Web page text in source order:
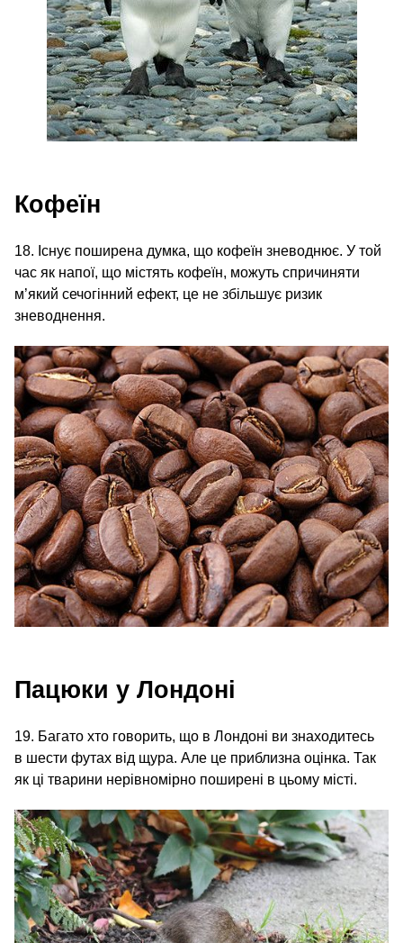
Кофеїн
18. Існує поширена думка, що кофеїн зневоднює. У той
час як напої, що містять кофеїн, можуть спричиняти
м’який сечогінний ефект, це не збільшує ризик
зневоднення.
Пацюки у Лондоні
19. Багато хто говорить, що в Лондоні ви знаходитесь
в шести футах від щура. Але це приблизна оцінка. Так
як ці тварини нерівномірно поширені в цьому місті.